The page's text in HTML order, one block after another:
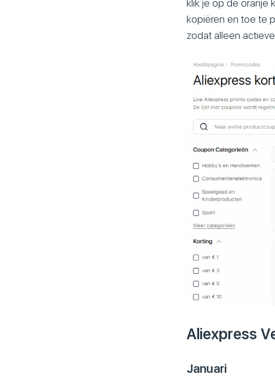
klik je op de oranje
kopiëren en toe te
zodat alleen
Aliexpress
Januari